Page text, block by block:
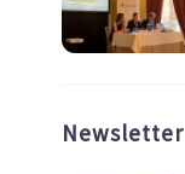
Newsletter